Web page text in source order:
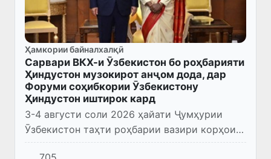
Ҳамкории байналхалқӣ
Сарвари ВКХ-и Ӯзбекистон бо роҳбарияти
Ҳиндустон музокирот анҷом дода, дар
Форуми соҳибкории Ӯзбекистону
Ҳиндустон иштирок кард
3-4 августи соли 2026 ҳайати Ҷумҳурии
Ӯзбекистон таҳти роҳбарии вазири корҳои
хориҷӣ Бахтиёр Саидов бо сафари расмӣ ба